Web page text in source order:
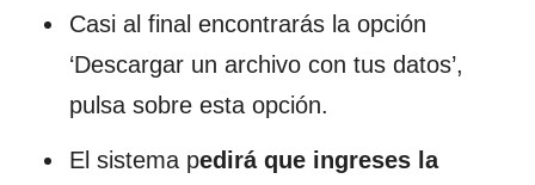
Casi al final encontrarás la opción
‘Descargar un archivo con tus datos’,
pulsa sobre esta opción.
El sistema pedirá que ingreses la